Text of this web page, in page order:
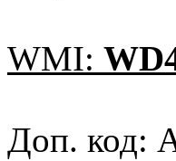
WMI:
Доп. код: